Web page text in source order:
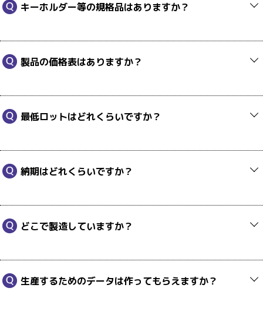
キーホルダー等の規格品はありますか？
製品の価格表はありますか？
最低ロットはどれくらいですか？
納期はどれくらいですか？
どこで製造していますか？
生産するためのデータは作ってもらえますか？